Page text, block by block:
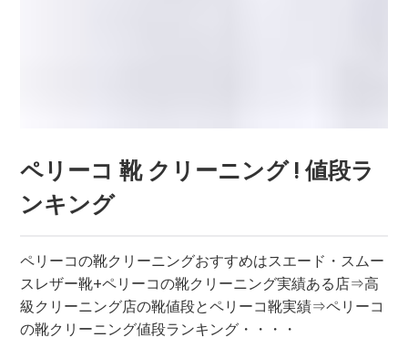
ペリーコ 靴 クリーニング ! 値段ラ
ンキング
ペリーコの靴クリーニングおすすめはスエード・スムー
スレザー靴+ペリーコの靴クリーニング実績ある店⇒高
級クリーニング店の靴値段とペリーコ靴実績⇒ペリーコ
の靴クリーニング値段ランキング・・・・